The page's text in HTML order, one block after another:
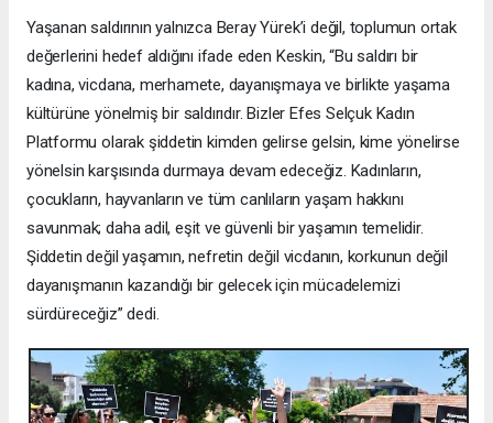
Yaşanan saldırının yalnızca Beray Yürek’i değil, toplumun ortak
değerlerini hedef aldığını ifade eden Keskin, “Bu saldırı bir
kadına, vicdana, merhamete, dayanışmaya ve birlikte yaşama
kültürüne yönelmiş bir saldırıdır. Bizler Efes Selçuk Kadın
Platformu olarak şiddetin kimden gelirse gelsin, kime yönelirse
yönelsin karşısında durmaya devam edeceğiz. Kadınların,
çocukların, hayvanların ve tüm canlıların yaşam hakkını
savunmak; daha adil, eşit ve güvenli bir yaşamın temelidir.
Şiddetin değil yaşamın, nefretin değil vicdanın, korkunun değil
dayanışmanın kazandığı bir gelecek için mücadelemizi
sürdüreceğiz” dedi.